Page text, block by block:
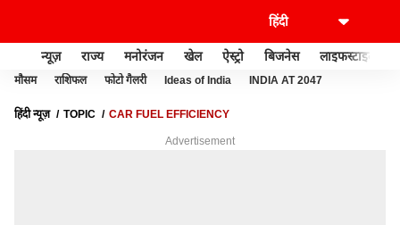
न्यूज़ राज्य मनोरंजन खेल ऐस्ट्रो बिजनेस लाइफस्टाइल
मौसम राशिफल फोटो गैलरी Ideas of India INDIA AT 2047
हिंदी न्यूज़ TOPIC CAR FUEL EFFICIENCY
Advertisement